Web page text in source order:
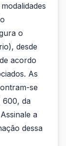
o
desde
acordo
As
se
600, da
a
dessa